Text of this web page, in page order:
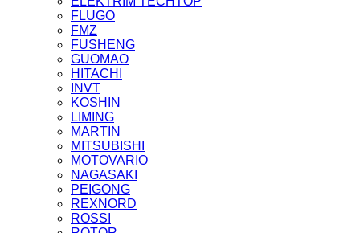
FLUGO
FMZ
FUSHENG
GUOMAO
HITACHI
INVT
KOSHIN
LIMING
MARTIN
MITSUBISHI
MOTOVARIO
NAGASAKI
PEIGONG
REXNORD
ROSSI